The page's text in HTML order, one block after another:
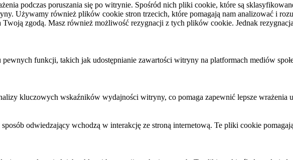
podczas poruszania się po witrynie. Spośród nich pliki cookie, które są
Używamy również plików cookie stron trzecich, które pomagają nam analizować i
zgodą. Masz również możliwość rezygnacji z tych plików cookie. Jednak
funkcji, takich jak udostępnianie zawartości witryny na platformach mediów
kluczowych wskaźników wydajności witryny, co pomaga zapewnić lepsze wrażenia
odwiedzający wchodzą w interakcję ze stroną internetową. Te pliki cookie